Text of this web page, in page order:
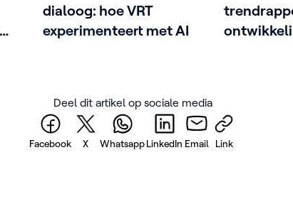
dialoog: hoe VRT
experimenteert met AI
Deel dit artikel op sociale media
Facebook X WhatsappLinkedIn Email Link